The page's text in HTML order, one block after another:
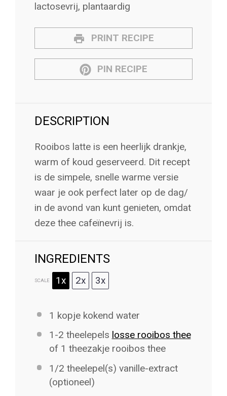
lactosevrij, plantaardig
PRINT RECIPE
PIN RECIPE
DESCRIPTION
Rooibos latte is een heerlijk drankje,
warm of koud geserveerd. Dit recept
is de simpele, snelle warme versie
waar je ook perfect later op de dag/
in de avond van kunt genieten, omdat
deze thee cafeïnevrij is.
INGREDIENTS
SCALE 1x 2x 3x
1 kopje kokend water
1 -2 theelepels losse rooibos thee
of 1 theezakje rooibos thee
1/2 theelepel(s) vanille-extract
(optioneel)